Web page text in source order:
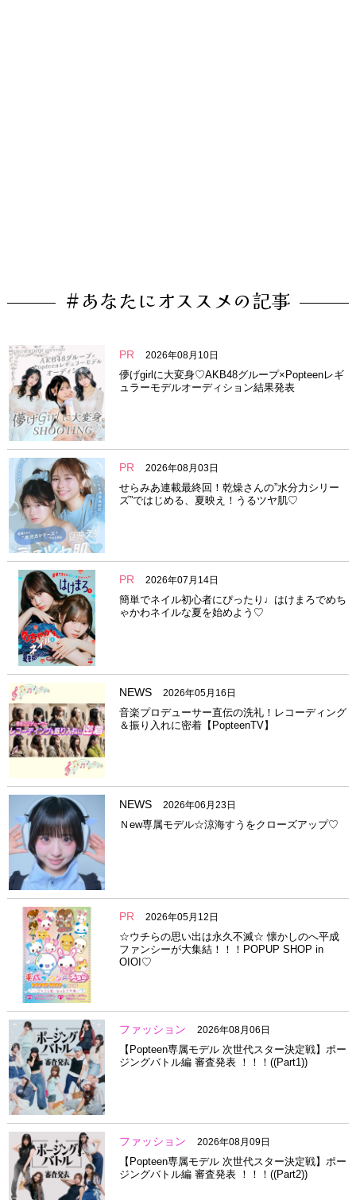
#あなたにオススメの記事
PR 2026年08月10日
儚げgirlに大変身♡AKB48グループ×Popteenレギ
ュラーモデルオーディション結果発表
PR 2026年08月03日
せらみあ連載最終回！乾燥さんの”水分力シリー
ズ”ではじめる、夏映え！うるツヤ肌♡
PR 2026年07月14日
簡単でネイル初心者にぴったり♩はけまろでめち
ゃかわネイルな夏を始めよう♡
NEWS 2026年05月16日
音楽プロデューサー直伝の洗礼！レコーディング
＆振り入れに密着【PopteenTV】
NEWS 2026年06月23日
Ｎew専属モデル☆涼海すうをクローズアップ♡
PR 2026年05月12日
☆ウチらの思い出は永久不滅☆ 懐かしのへ平成
ファンシーが大集結！！！POPUP SHOP in
OIOI♡
ファッション 2026年08月06日
【Popteen専属モデル 次世代スター決定戦】ポー
ジングバトル編 審査発表 ！！！((Part1))
ファッション 2026年08月09日
【Popteen専属モデル 次世代スター決定戦】ポー
ジングバトル編 審査発表 ！！！((Part2))